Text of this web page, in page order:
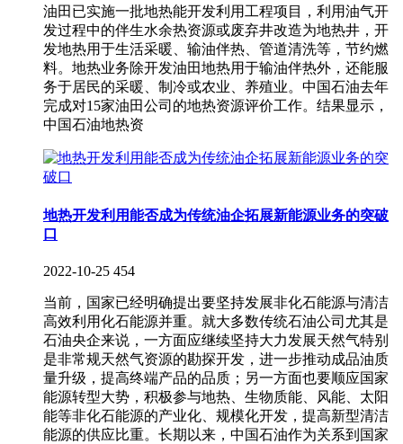
油田已实施一批地热能开发利用工程项目，利用油气开
发过程中的伴生水余热资源或废弃井改造为地热井，开
发地热用于生活采暖、输油伴热、管道清洗等，节约燃
料。地热业务除开发油田地热用于输油伴热外，还能服
务于居民的采暖、制冷或农业、养殖业。中国石油去年
完成对15家油田公司的地热资源评价工作。结果显示，
中国石油地热资
地热开发利用能否成为传统油企拓展新能源业务的突破
口
2022-10-25 454
当前，国家已经明确提出要坚持发展非化石能源与清洁
高效利用化石能源并重。就大多数传统石油公司尤其是
石油央企来说，一方面应继续坚持大力发展天然气特别
是非常规天然气资源的勘探开发，进一步推动成品油质
量升级，提高终端产品的品质；另一方面也要顺应国家
能源转型大势，积极参与地热、生物质能、风能、太阳
能等非化石能源的产业化、规模化开发，提高新型清洁
能源的供应比重。长期以来，中国石油作为关系到国家